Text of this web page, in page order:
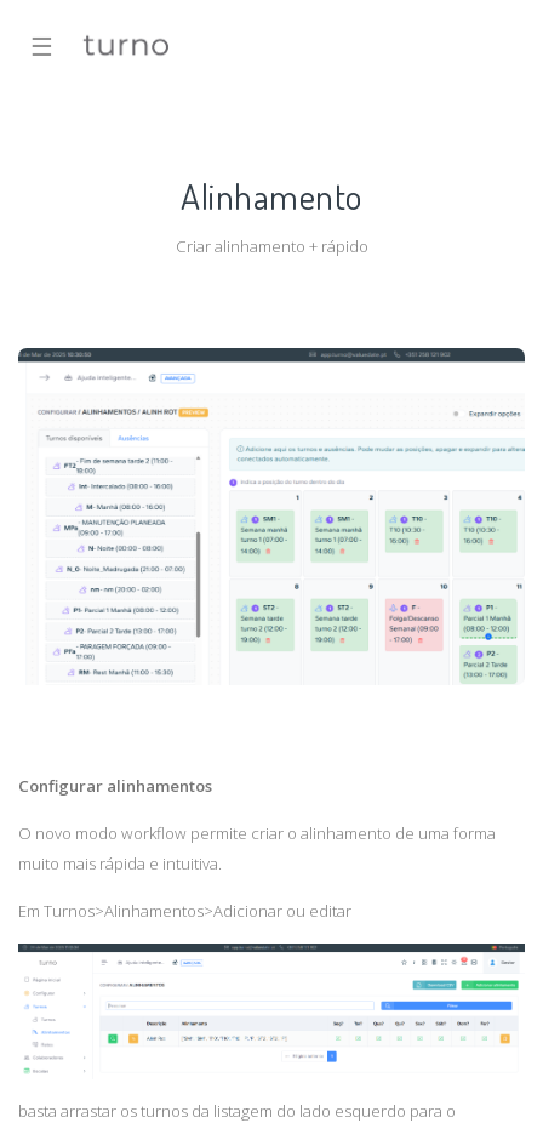
☰
Alinhamento
Criar alinhamento + rápido
Configurar alinhamentos
O novo modo workflow permite criar o alinhamento de uma forma
muito mais rápida e intuitiva.
Em Turnos>Alinhamentos>Adicionar ou editar
basta arrastar os turnos da listagem do lado esquerdo para o